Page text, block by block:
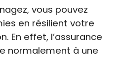
vous pouvez
en résilient votre
En effet, l’assurance
normalement à une